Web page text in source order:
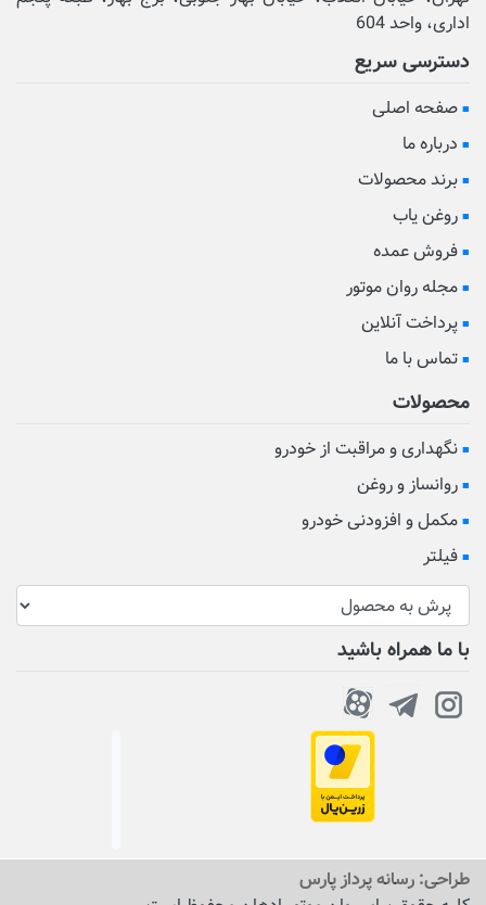
اداری، واحد 604
دسترسی سریع
صفحه اصلی
درباره ما
برند محصولات
روغن یاب
فروش عمده
مجله روان موتور
پرداخت آنلاین
تماس با ما
محصولات
نگهداری و مراقبت از خودرو
روانساز و روغن
مکمل و افزودنی خودرو
فیلتر
با ما همراه باشید
طراحی: رسانه پرداز پارس